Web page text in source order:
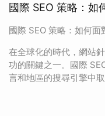
國際 SEO 策略：如
國際 SEO 策略：如何
在全球化的時代，網站
功的關鍵之一。國際
言和地區的搜尋引擎中